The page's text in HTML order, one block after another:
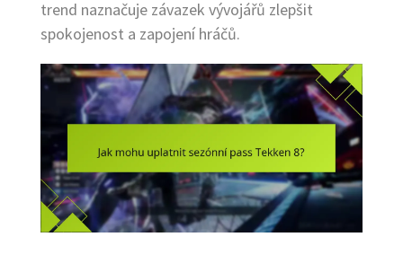
trend naznačuje závazek vývojářů zlepšit
spokojenost a zapojení hráčů.